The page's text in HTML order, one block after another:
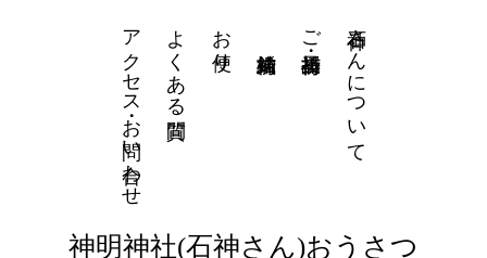
石神さんについて
ご祈祷・授与品
お便り
よくある質問
アクセス・お問い合わせ
神明神社(石神さん)おうさつ